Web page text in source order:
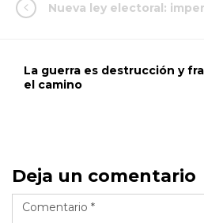
Nueva ley electoral:
La guerra es destrucción y
el camino
Deja un comentario